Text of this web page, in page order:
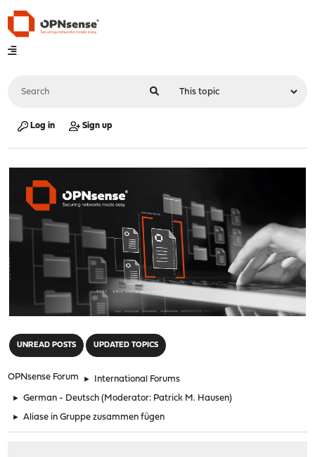
Log in Sign up
UNREAD POSTS UPDATED TOPICS
OPNsense Forum ► International Forums
► German - Deutsch (Moderator: Patrick M. Hausen)
► Aliase in Gruppe zusammen fügen